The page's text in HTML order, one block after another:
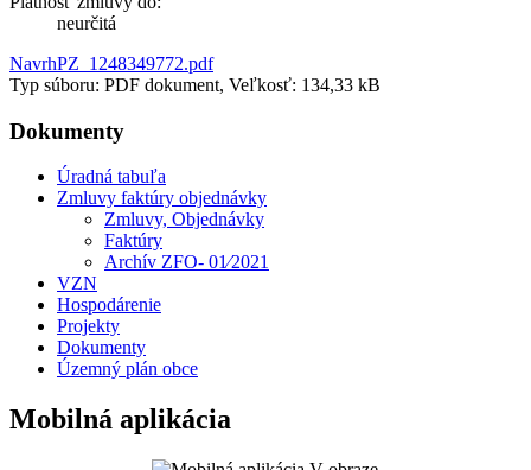
neurčitá
NavrhPZ_1248349772.pdf
Typ súboru: PDF dokument, Veľkosť: 134,33 kB
Dokumenty
Úradná tabuľa
Zmluvy faktúry objednávky
Zmluvy, Objednávky
Faktúry
Archív ZFO- 01⁄2021
VZN
Hospodárenie
Projekty
Dokumenty
Územný plán obce
Mobilná aplikácia